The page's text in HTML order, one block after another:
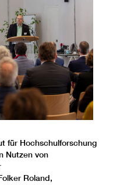
für Hochschulforschung
Nutzen von
Roland,